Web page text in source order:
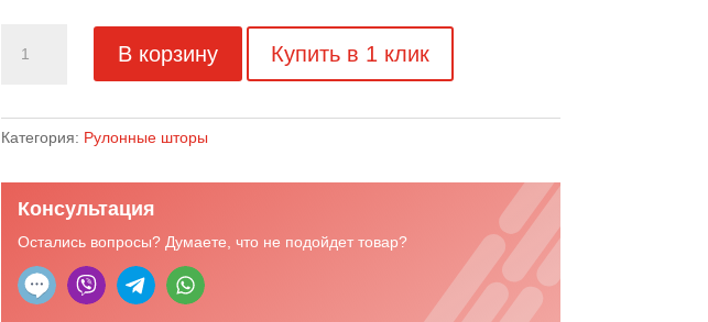
товара
-
для
рулонных
штор
В корзину Купить в 1 клик
Категория: Рулонные шторы
Консультация
Остались вопросы? Думаете, что не подойдет товар?